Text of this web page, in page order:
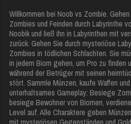
Willkommen bei Noob vs Zombie.
Zombies und Feinden durch Labyrinthe
Noobik und ließ ihn in Labyrinthen mit
zurück. Gehen Sie durch mysteriöse
Zombies in tödlichen Schlachten. Sie
in jedem Biom gehen, um Pro zu finden
während der Betrüger mit seinen
stört. Sammle Münzen, kaufe Waffen
unterhaltsames Gameplay: Besiege
besiege Bewohner von Biomen,
Level auf. Alle Charaktere geben